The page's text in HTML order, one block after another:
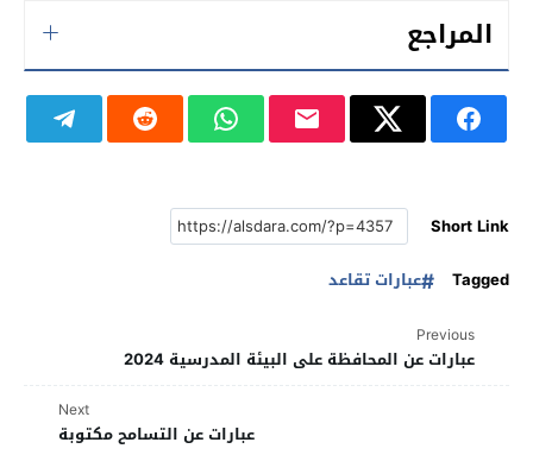
المراجع
Short Link
Tagged
عبارات تقاعد
Previous
عبارات عن المحافظة على البيئة المدرسية 2024
Next
عبارات عن التسامح مكتوبة